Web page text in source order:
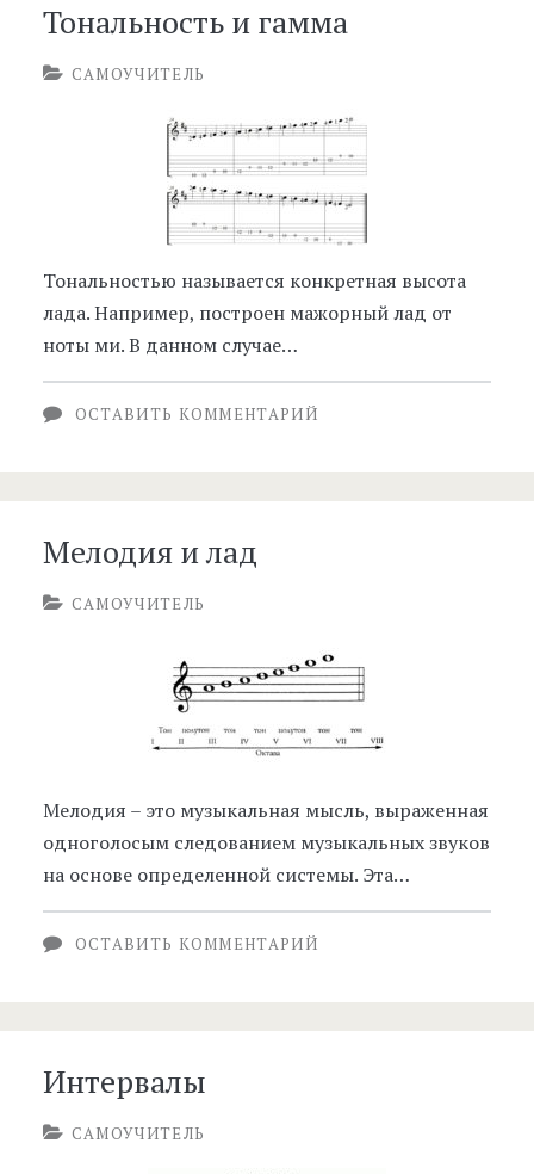
Тональность и гамма
САМОУЧИТЕЛЬ
Тональностью называется конкретная высота
лада. Например, построен мажорный лад от
ноты ми. В данном случае…
ОСТАВИТЬ КОММЕНТАРИЙ
Мелодия и лад
САМОУЧИТЕЛЬ
Мелодия – это музыкальная мысль, выраженная
одноголосым следованием музыкальных звуков
на основе определенной системы. Эта…
ОСТАВИТЬ КОММЕНТАРИЙ
Интервалы
САМОУЧИТЕЛЬ